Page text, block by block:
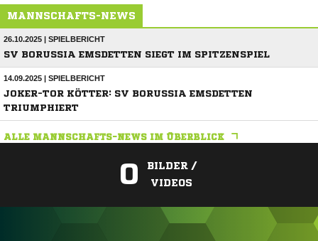
MANNSCHAFTS-NEWS
26.10.2025 | SPIELBERICHT
SV BORUSSIA EMSDETTEN SIEGT IM SPITZENSPIEL
14.09.2025 | SPIELBERICHT
JOKER-TOR KÖTTER: SV BORUSSIA EMSDETTEN
TRIUMPHIERT
ALLE MANNSCHAFTS-NEWS IM ÜBERBLICK
0
BILDER /
VIDEOS